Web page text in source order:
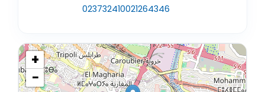
023732410021264346
+
−